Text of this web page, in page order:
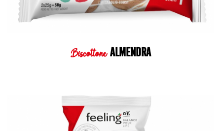
BiscottoneALMENDRA